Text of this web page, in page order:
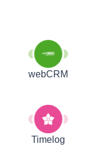
webCRM
Timelog